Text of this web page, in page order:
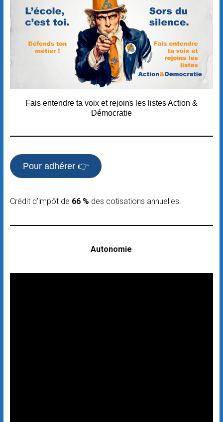
Fais entendre ta voix et rejoins les listes Action &
Démocratie
Pour adhérer 👉
Crédit d'impôt de 66 % des cotisations annuelles.
Autonomie